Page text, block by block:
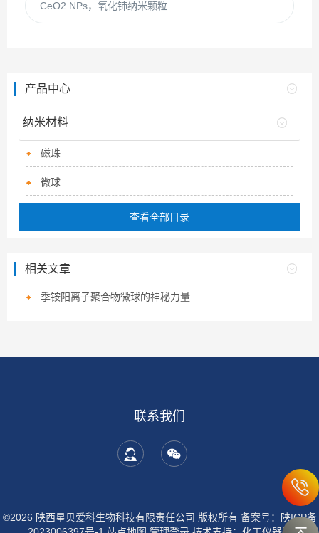
CeO2 NPs，氧化铈纳米颗粒
产品中心
纳米材料
磁珠
微球
查看全部目录
相关文章
季铵阳离子聚合物微球的神秘力量
联系我们
©2026 陕西星贝爱科生物科技有限责任公司 版权所有 备案号：陕ICP备